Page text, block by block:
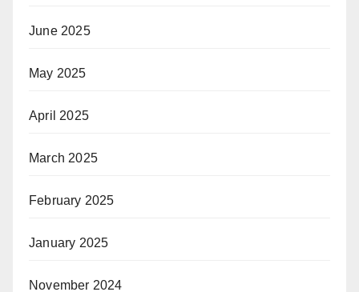
June 2025
May 2025
April 2025
March 2025
February 2025
January 2025
November 2024